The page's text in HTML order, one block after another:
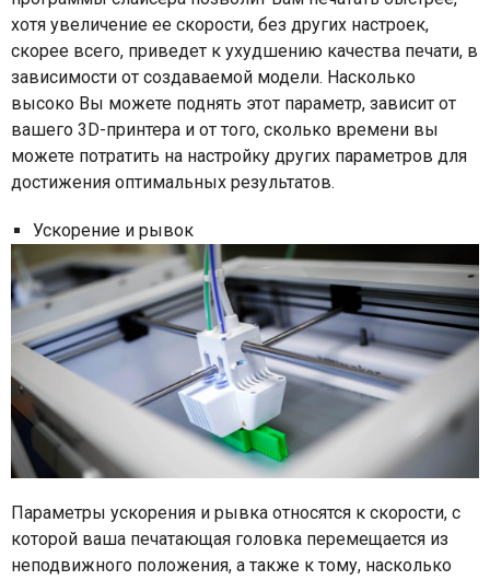
хотя увеличение ее скорости, без других настроек,
скорее всего, приведет к ухудшению качества печати, в
зависимости от создаваемой модели. Насколько
высоко Вы можете поднять этот параметр, зависит от
вашего 3D-принтера и от того, сколько времени вы
можете потратить на настройку других параметров для
достижения оптимальных результатов.
Ускорение и рывок
Параметры ускорения и рывка относятся к скорости, с
которой ваша печатающая головка перемещается из
неподвижного положения, а также к тому, насколько